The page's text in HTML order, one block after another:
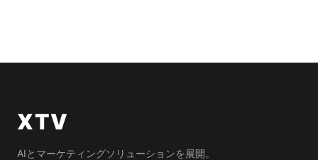
XTV
AIとマーケティングソリューションを展開。